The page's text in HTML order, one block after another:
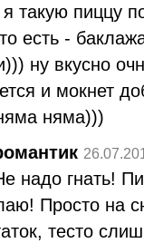
я такую пиццу
есть -
ну вкусно
и мокнет
няма)))
надо гнать!
Просто на
тесто